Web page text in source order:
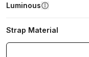
Luminous
Strap Material